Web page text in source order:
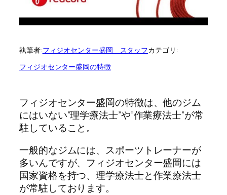
執筆者:フィジオセンター盛岡 スタッフカテゴリ:
フィジオセンター盛岡の特徴
フィジオセンター盛岡の特徴は、他のジム
にはいない”理学療法士”や”作業療法士”が常
駐していること。
一般的なジムには、スポーツトレーナーが
多いんですが、フィジオセンター盛岡には
国家資格を持つ、理学療法士と作業療法士
が常駐しております。